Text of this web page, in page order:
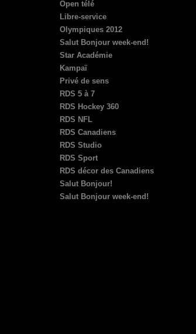
Open télé
Libre-service
Olympiques 2012
Salut Bonjour week-end!
Star Académie
Kampaï
Privé de sens
RDS 5 à 7
RDS Hockey 360
RDS NFL
RDS Canadiens
RDS Studio
RDS Sport
RDS décor des Canadiens
Salut Bonjour!
Salut Bonjour week-end!